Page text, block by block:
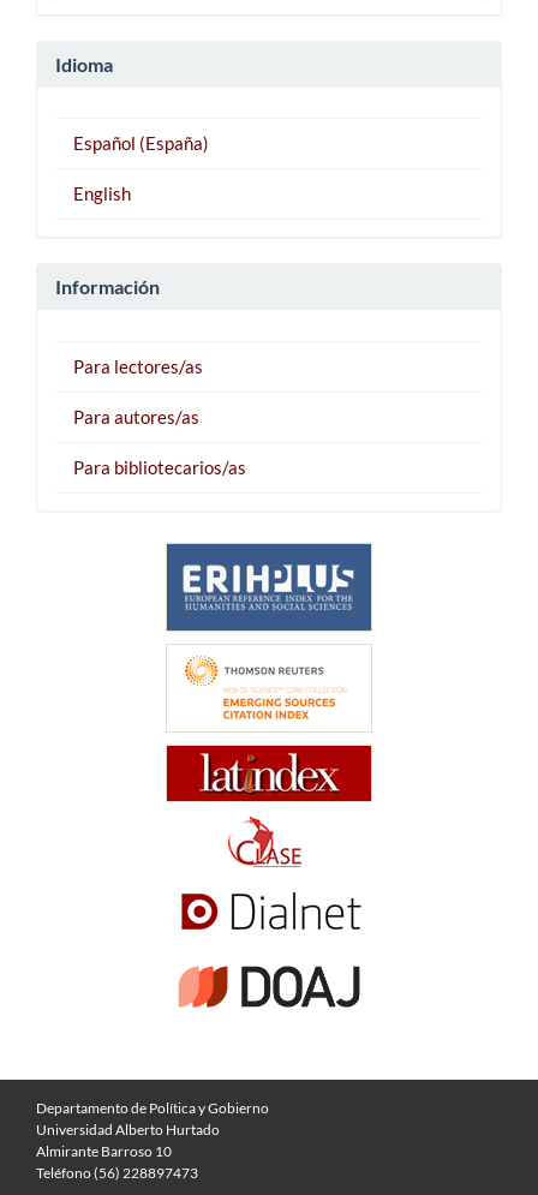
Idioma
Español (España)
English
Información
Para lectores/as
Para autores/as
Para bibliotecarios/as
Departamento de Política y Gobierno
Universidad Alberto Hurtado
Almirante Barroso 10
Teléfono (56) 228897473